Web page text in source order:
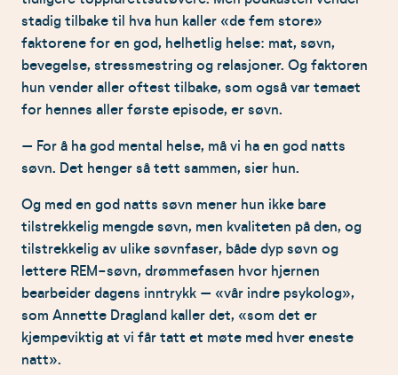
stadig tilbake til hva hun kaller «de fem store»
faktorene for en god, helhetlig helse: mat, søvn,
bevegelse, stressmestring og relasjoner. Og faktoren
hun vender aller oftest tilbake, som også var temaet
for hennes aller første episode, er søvn.
– For å ha god mental helse, må vi ha en god natts
søvn. Det henger så tett sammen, sier hun.
Og med en god natts søvn mener hun ikke bare
tilstrekkelig mengde søvn, men kvaliteten på den, og
tilstrekkelig av ulike søvnfaser, både dyp søvn og
lettere REM-søvn, drømmefasen hvor hjernen
bearbeider dagens inntrykk – «vår indre psykolog»,
som Annette Dragland kaller det, «som det er
kjempeviktig at vi får tatt et møte med hver eneste
natt».